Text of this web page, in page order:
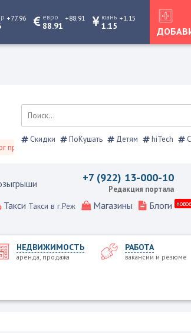
+77.96 евро
88.91
+88.91 юань
1.15
+1.15
объявления, Режевской справочник
Скидки ПоКушать Детям hiTech
+7 (922) 13-000-10
Редакция портала
Такси Такси в г.Реж Магазины Блоги новое
НЕДВИЖИМОСТЬ
аренда, продажа
РАБОТА
вакансии и резюме